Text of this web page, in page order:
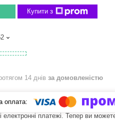
Купити з
14 днів за домовленістю
електронні платежі. Тепер ви